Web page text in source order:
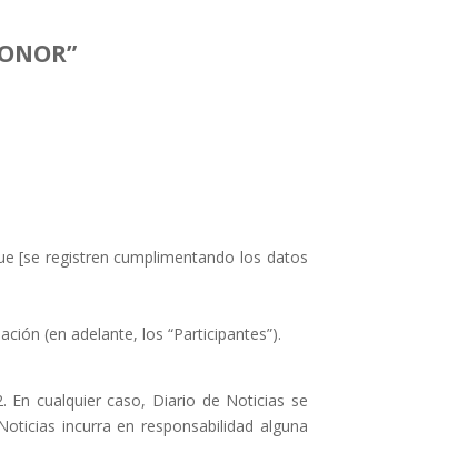
”
[se registren cumplimentando los datos
(en adelante, los “Participantes”).
. En cualquier caso, Diario de Noticias se
incurra en responsabilidad alguna